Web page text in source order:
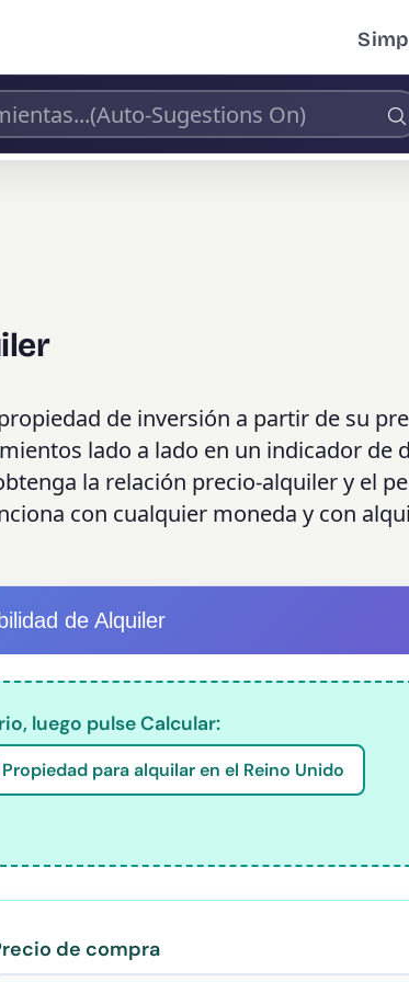
de inversión a partir de su
lado a lado en un indicador de
la relación precio-alquiler y el
con cualquier moneda y con
de Alquiler
luego pulse Calcular:
para alquilar en el Reino Unido
de compra